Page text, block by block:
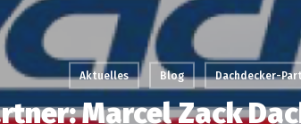
Aktuelles Blog Dachdecker-
Marcel Zack